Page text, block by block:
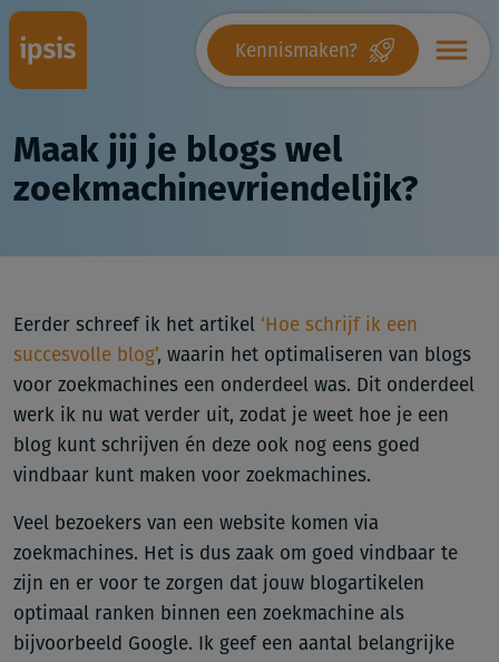
Kennismaken?
Maak jij je blogs wel
zoekmachinevriendelijk?
Eerder schreef ik het artikel ‘Hoe schrijf ik een
succesvolle blog’, waarin het optimaliseren van blogs
voor zoekmachines een onderdeel was. Dit onderdeel
werk ik nu wat verder uit, zodat je weet hoe je een
blog kunt schrijven én deze ook nog eens goed
vindbaar kunt maken voor zoekmachines.
Veel bezoekers van een website komen via
zoekmachines. Het is dus zaak om goed vindbaar te
zijn en er voor te zorgen dat jouw blogartikelen
optimaal ranken binnen een zoekmachine als
bijvoorbeeld Google. Ik geef een aantal belangrijke